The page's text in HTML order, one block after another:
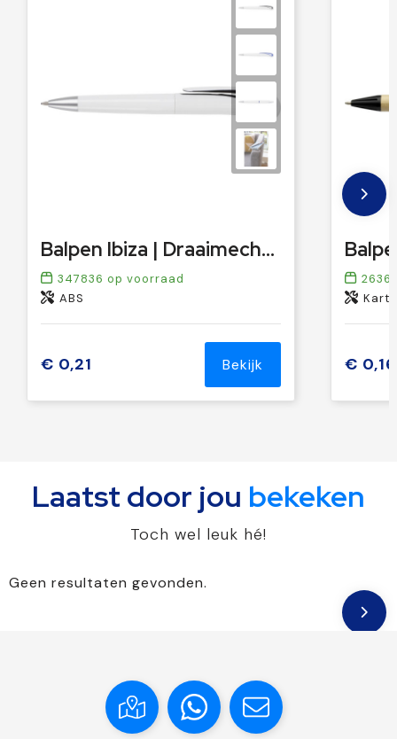
Balpen Ibiza | Draaimechanisme
347836 op voorraad
ABS
€ 0,21 Bekijk € 0,16
Laatst door jou bekeken
Toch wel leuk hé!
Geen resultaten gevonden.